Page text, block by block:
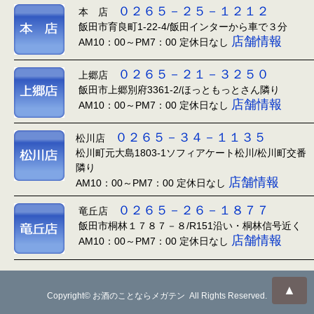
本 店 ０２６５－２５－１２１２
飯田市育良町1-22-4/飯田インターから車で３分
AM10：00～PM7：00 定休日なし 店舗情報
上郷店 ０２６５－２１－３２５０
飯田市上郷別府3361-2/ほっともっとさん隣り
AM10：00～PM7：00 定休日なし 店舗情報
松川店 ０２６５－３４－１１３５
松川町元大島1803-1ソフィアケート松川/松川町交番
隣り
AM10：00～PM7：00 定休日なし 店舗情報
竜丘店 ０２６５－２６－１８７７
飯田市桐林１７８７－８/R151沿い・桐林信号近く
AM10：00～PM7：00 定休日なし 店舗情報
Copyright© お酒のことならメガテン All Rights Reserved. ▲